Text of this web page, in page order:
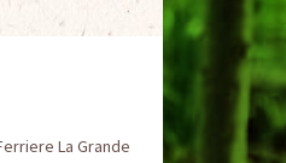
La Grande